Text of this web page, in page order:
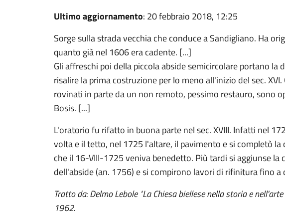
Ultimo aggiornamento: 20 febbraio 2018, 12:25
Sorge sulla strada vecchia che conduce a Sandigliano. Ha
quanto già nel 1606 era cadente. [...]
Gli affreschi poi della piccola abside semicircolare portano la
risalire la prima costruzione per lo meno all'inizio del sec.
rovinati in parte da un non remoto, pessimo restauro, sono
Bosis. [...]
L'oratorio fu rifatto in buona parte nel sec. XVIII. Infatti nel
volta e il tetto, nel 1725 l'altare, il pavimento e si completò
che il 16-VIII-1725 veniva benedetto. Più tardi si aggiunse la
dell'abside (an. 1756) e si compirono lavori di rifinitura fino
Tratto da: Delmo Lebole "La Chiesa biellese nella storia e
1962.